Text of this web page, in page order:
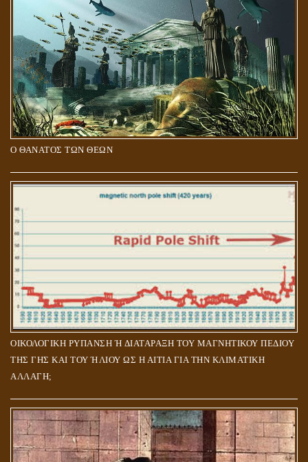
Ο ΘΑΝΑΤΟΣ ΤΩΝ ΘΕΩΝ
ΟΙΚΟΛΟΓΙΚΗ ΡΥΠΑΝΣΗ Ή ΔΙΑΤΑΡΑΞΗ ΤΟΥ ΜΑΓΝΗΤΙΚΟΥ ΠΕΔΙΟΥ
ΤΗΣ ΓΗΣ ΚΑΙ ΤΟΥ ΉΛΙΟΥ ΩΣ Η ΑΙΤΙΑ ΓΙΑ ΤΗΝ ΚΛΙΜΑΤΙΚΗ
ΑΛΛΑΓΗ;